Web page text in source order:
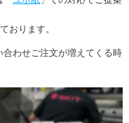
おります。
合わせご注文が増えてくる時